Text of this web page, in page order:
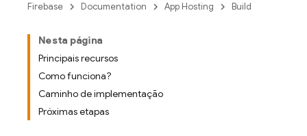
Firebase Documentation App Hosting Build
Nesta página
Principais recursos
Como funciona?
Caminho de implementação
Próximas etapas